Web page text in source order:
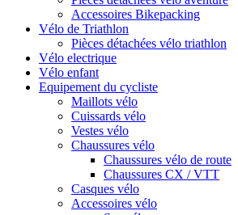
Accessoires Bikepacking
Vélo de Triathlon
Pièces détachées vélo triathlon
Vélo electrique
Vélo enfant
Equipement du cycliste
Maillots vélo
Cuissards vélo
Vestes vélo
Chaussures vélo
Chaussures vélo de route
Chaussures CX / VTT
Casques vélo
Accessoires vélo